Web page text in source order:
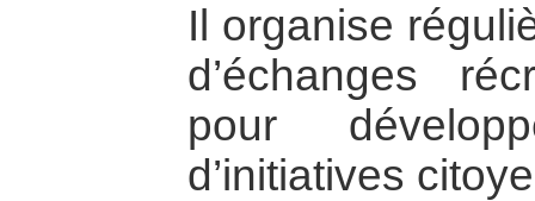
Il organise
d’échanges
pour
d’initiatives